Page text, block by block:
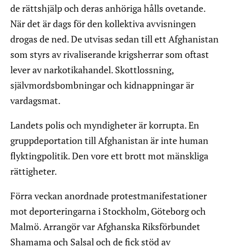
de rättshjälp och deras anhöriga hålls ovetande.
När det är dags för den kollektiva avvisningen
drogas de ned. De utvisas sedan till ett Afghanistan
som styrs av rivaliserande krigsherrar som oftast
lever av narkotikahandel. Skottlossning,
självmordsbombningar och kidnappningar är
vardagsmat.
Landets polis och myndigheter är korrupta. En
gruppdeportation till Afghanistan är inte human
flyktingpolitik. Den vore ett brott mot mänskliga
rättigheter.
Förra veckan anordnade protestmanifestationer
mot deporteringarna i Stockholm, Göteborg och
Malmö. Arrangör var Afghanska Riksförbundet
Shamama och Salsal och de fick stöd av